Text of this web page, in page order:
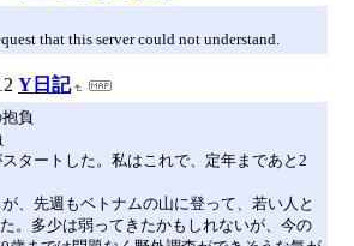
that this server could not understand.
Y日記
負
タートした。私はこれで、定年まであと2
、先週もベトナムの山に登って、若い人と
。多少は弱ってきたかもしれないが、今の